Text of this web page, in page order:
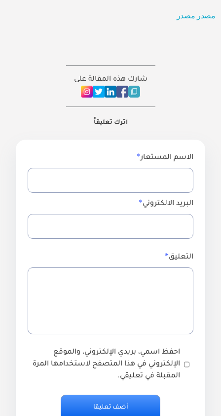
مصدر مصدر
شارك هذه المقالة على
اترك تعليقاً
الاسم المستعار
البريد الالكتروني
التعليق
احفظ اسمي، بريدي الإلكتروني، والموقع
الإلكتروني في هذا المتصفح لاستخدامها المرة
المقبلة في تعليقي.